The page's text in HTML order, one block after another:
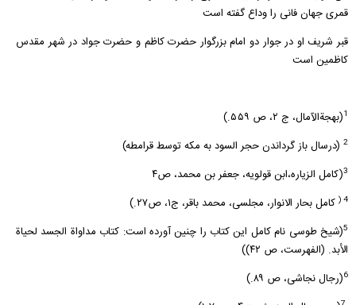
قمری جهان فانی را وداع گفته است
قبر شریف او در جوار دو امام بزرگوار حضرت کاظم و حضرت جواد در شهر مقدس
کاظمین است
1(بهجةالآمال، ج ۲، ص ۵۵۹.)
2 (درسال باز گرداندن حجر السود به مکه توسط قرامطه)
3(کامل الزیاره،ابن قولویه، جعفر بن محمد، ص۴
4 ( کامل بحار الانوار، مجلسی، محمد باقر، ج۱، ص۲۷.)
5(شیخ طوسى نام کامل این کتاب را چنین آورده است: کتاب مداواة الجسد لحیاة
الأبد. (الفهرست، ص ۴۲))
6(رجال نجاشى، ص ۸۹.)